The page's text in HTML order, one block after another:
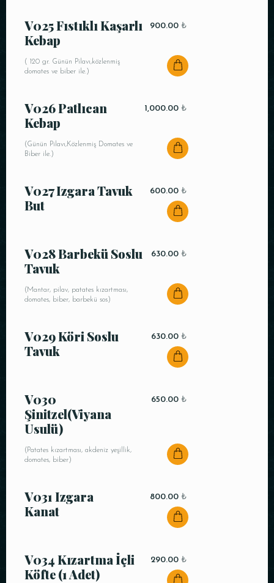
V025 Fıstıklı Kaşarlı
Kebap
( 120 gr. Günün Pilavı,közlenmiş
domates ve biber ile.)
900.00 ₺
V026 Patlıcan
Kebap
(Günün Pilavı,Közlenmiş Domates ve
Biber ile.)
1,000.00 ₺
V027 Izgara Tavuk
But
600.00 ₺
V028 Barbekü Soslu
Tavuk
(Mantar, pilav, patates kızartması,
domates, biber, barbekü sos)
630.00 ₺
V029 Köri Soslu
Tavuk
630.00 ₺
V030
Şinitzel(Viyana
Usulü)
(Patates kızartması, akdeniz yeşillik,
domates, biber)
650.00 ₺
V031 Izgara
Kanat
800.00 ₺
V034 Kızartma İçli
Köfte (1 Adet)
290.00 ₺